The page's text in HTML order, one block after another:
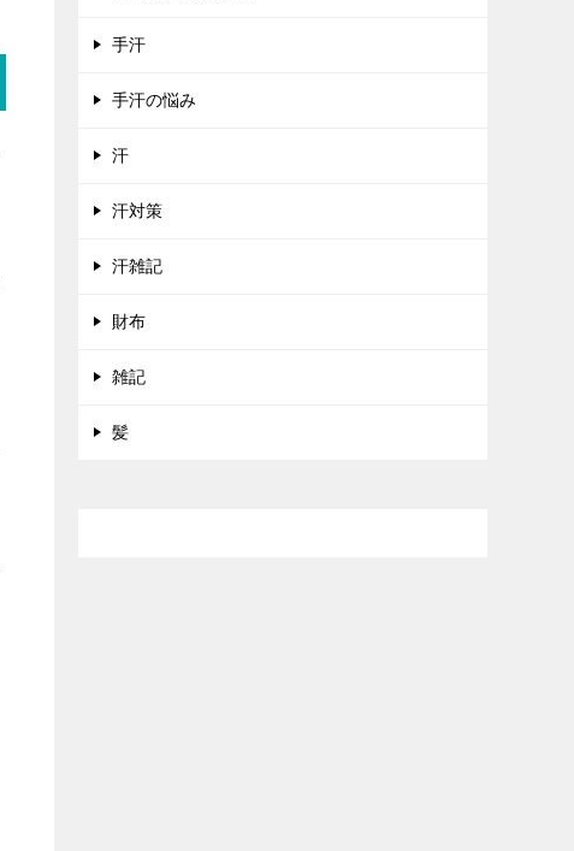
手汗
手汗の悩み
汗
汗対策
汗雑記
財布
雑記
髪